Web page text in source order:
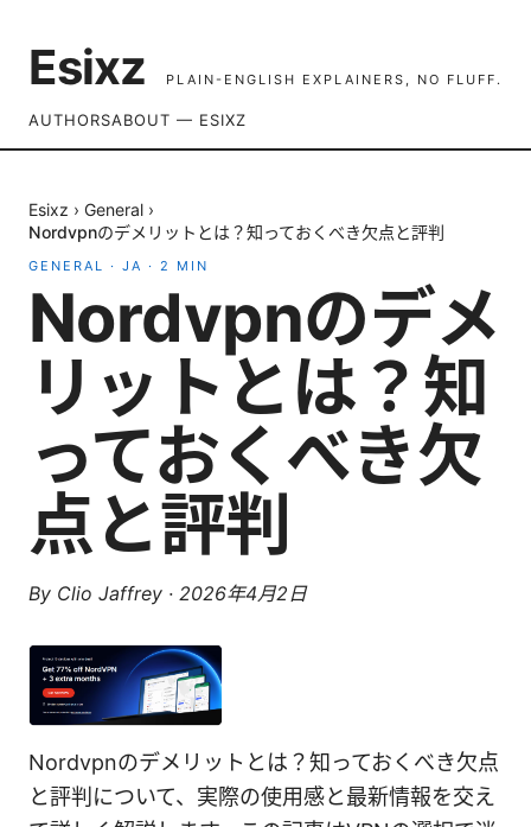
Esixz PLAIN-ENGLISH EXPLAINERS, NO FLUFF.
AUTHORSABOUT — ESIXZ
Esixz › General ›
Nordvpnのデメリットとは？知っておくべき欠点と評判
GENERAL · JA · 2 MIN
Nordvpnのデメ
リットとは？知
っておくべき欠
点と評判
By Clio Jaffrey · 2026年4月2日
Nordvpnのデメリットとは？知っておくべき欠点
と評判について、実際の使用感と最新情報を交え